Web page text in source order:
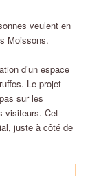
veulent en
Moissons.
d’un espace
Le projet
sur les
visiteurs. Cet
juste à côté de